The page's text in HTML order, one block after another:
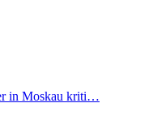
in Moskau kriti…